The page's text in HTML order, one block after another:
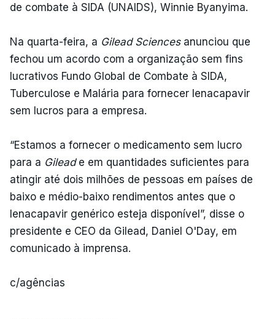
de combate à SIDA (UNAIDS), Winnie Byanyima.
Na quarta-feira, a Gilead Sciencesanunciou que
fechou um acordo com a organização sem fins
lucrativos Fundo Global de Combate à SIDA,
Tuberculose e Malária para fornecer lenacapavir
sem lucros para a empresa.
“Estamos a fornecer o medicamento sem lucro
para a Gilead e em quantidades suficientes para
atingir até dois milhões de pessoas em países de
baixo e médio-baixo rendimentos antes que o
lenacapavir genérico esteja disponível”, disse o
presidente e CEO da Gilead, Daniel O'Day, em
comunicado à imprensa.
c/agências